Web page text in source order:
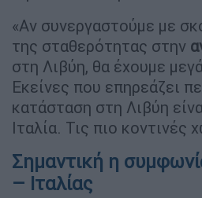
«Αν συνεργαστούμε με
της σταθερότητας στην
στη Λιβύη, θα έχουμε
Εκείνες που επηρεάζει
κατάσταση στη Λιβύη
Ιταλία. Τις πιο κοντινές
Σημαντική η
– Ιταλίας